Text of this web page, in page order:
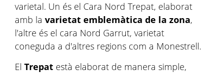
varietal. Un és el Cara Nord Trepat, elaborat
amb la varietat emblemàtica de la zona,
l'altre és el cara Nord Garrut, varietat
coneguda a d'altres regions com a Monestrell.
El Trepat està elaborat de manera simple,